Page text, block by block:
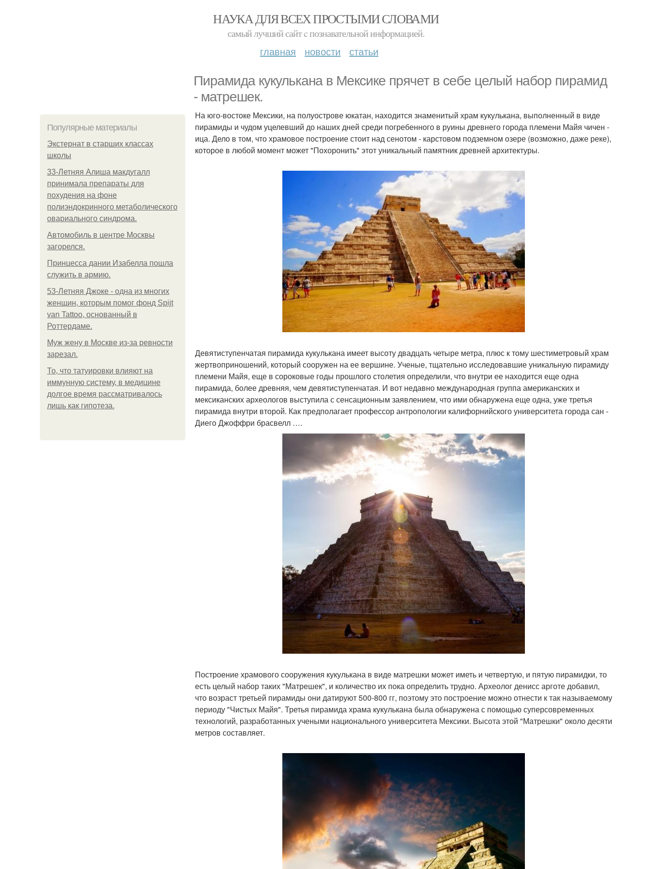
НАУКА ДЛЯ ВСЕХ ПРОСТЫМИ СЛОВАМИ
самый лучший сайт c познавательной информацией.
главная новости статьи
Пирамида кукулькана в Мексике прячет в себе целый набор пирамид
- матрешек.
Популярные материалы
Экстернат в старших классах
школы
33-Летняя Алиша макдугалл
принимала препараты для
похудения на фоне
полиэндокринного метаболического
овариального синдрома.
Автомобиль в центре Москвы
загорелся.
Принцесса дании Изабелла пошла
служить в армию.
53-Летняя Джоке - одна из многих
женщин, которым помог фонд Spijt
van Tattoo, основанный в
Роттердаме.
Mуж жену в Москве из-за ревности
зарезал.
То, что татуировки влияют на
иммунную систему, в медицине
долгое время рассматривалось
лишь как гипотеза.
На юго-востоке Мексики, на полуострове юкатан, находится знаменитый храм кукулькана, выполненный в виде
пирамиды и чудом уцелевший до наших дней среди погребенного в руины древнего города племени Майя чичен -
ица. Дело в том, что храмовое построение стоит над сенотом - карстовом подземном озере (возможно, даже реке),
которое в любой момент может "Похоронить" этот уникальный памятник древней архитектуры.
Девятиступенчатая пирамида кукулькана имеет высоту двадцать четыре метра, плюс к тому шестиметровый храм
жертвоприношений, который сооружен на ее вершине. Ученые, тщательно исследовавшие уникальную пирамиду
племени Майя, еще в сороковые годы прошлого столетия определили, что внутри ее находится еще одна
пирамида, более древняя, чем девятиступенчатая. И вот недавно международная группа американских и
мексиканских археологов выступила с сенсационным заявлением, что ими обнаружена еще одна, уже третья
пирамида внутри второй. Как предполагает профессор антропологии калифорнийского университета города сан -
Диего Джоффри брасвелл ….
Построение храмового сооружения кукулькана в виде матрешки может иметь и четвертую, и пятую пирамидки, то
есть целый набор таких "Матрешек", и количество их пока определить трудно. Археолог денисс арготе добавил,
что возраст третьей пирамиды они датируют 500-800 гг, поэтому это построение можно отнести к так называемому
периоду "Чистых Майя". Третья пирамида храма кукулькана была обнаружена с помощью суперсовременных
технологий, разработанных учеными национального университета Мексики. Высота этой "Матрешки" около десяти
метров составляет.